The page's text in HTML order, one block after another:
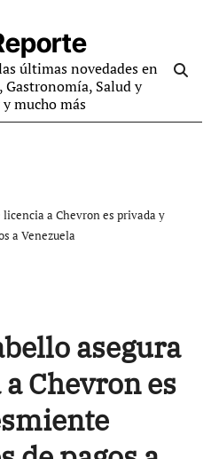
últimas novedades en
Salud y
mucho más
licencia a Chevron es privada y
a Venezuela
asegura
Chevron es